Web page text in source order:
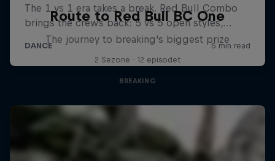
Route to Red Bull BC One
The journey to breaking's biggest prize
2 Sezone · 12 episodet
BREAKING